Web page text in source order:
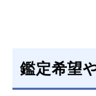
鑑定希望